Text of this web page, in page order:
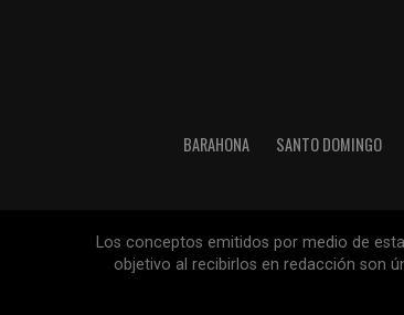
BARAHONA SANTO DOMINGO
Los conceptos emitidos por medio de
objetivo al recibirlos en redacción son